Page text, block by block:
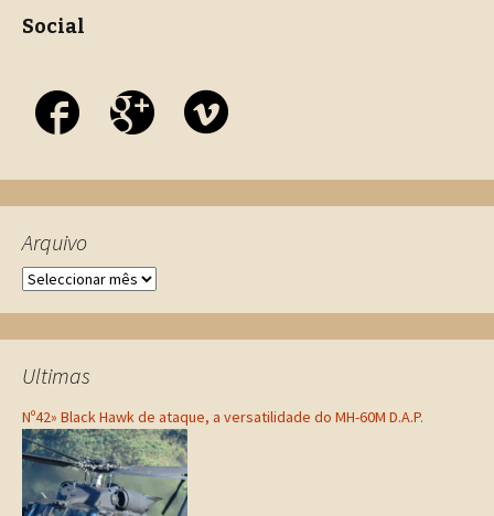
Social
Arquivo
Ultimas
Nº42» Black Hawk de ataque, a versatilidade do MH-60M D.A.P.